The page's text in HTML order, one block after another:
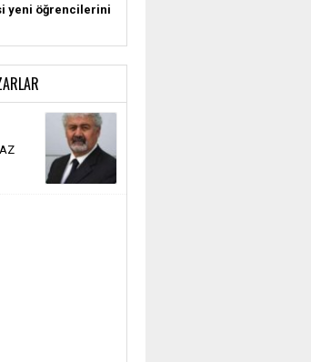
yeni öğrencilerini